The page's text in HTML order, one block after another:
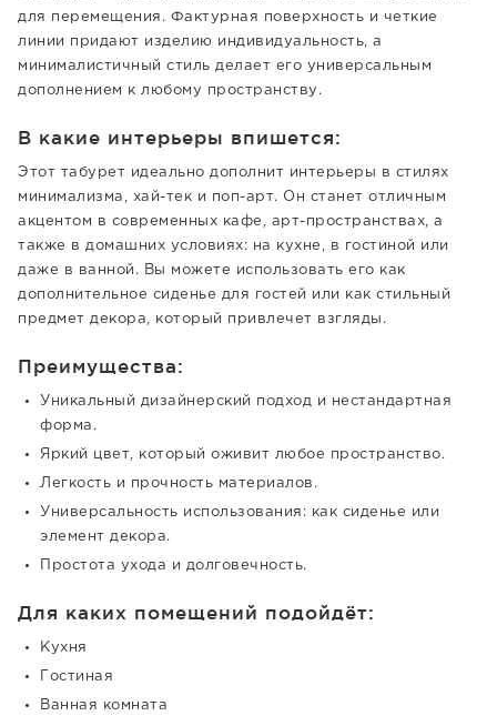
для перемещения. Фактурная поверхность и четкие
линии придают изделию индивидуальность, а
минималистичный стиль делает его универсальным
дополнением к любому пространству.
В какие интерьеры впишется:
Этот табурет идеально дополнит интерьеры в стилях
минимализма, хай-тек и поп-арт. Он станет отличным
акцентом в современных кафе, арт-пространствах, а
также в домашних условиях: на кухне, в гостиной или
даже в ванной. Вы можете использовать его как
дополнительное сиденье для гостей или как стильный
предмет декора, который привлечет взгляды.
Преимущества:
Уникальный дизайнерский подход и нестандартная
форма.
Яркий цвет, который оживит любое пространство.
Легкость и прочность материалов.
Универсальность использования: как сиденье или
элемент декора.
Простота ухода и долговечность.
Для каких помещений подойдёт:
Кухня
Гостиная
Ванная комната